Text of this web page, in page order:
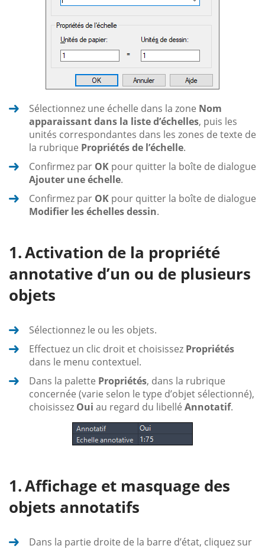
Sélectionnez une échelle dans la zone Nom
apparaissant dans la liste d’échelles, puis les
unités correspondantes dans les zones de texte de
la rubrique Propriétés de l’échelle.
Confirmez par OK pour quitter la boîte de dialogue
Ajouter une échelle.
Confirmez par OK pour quitter la boîte de dialogue
Modifier les échelles dessin.
Activation de la propriété
annotative d’un ou de plusieurs
objets
Sélectionnez le ou les objets.
Effectuez un clic droit et choisissez Propriétés
dans le menu contextuel.
Dans la palette Propriétés, dans la rubrique
concernée (varie selon le type d’objet sélectionné),
choisissez Oui au regard du libellé Annotatif.
Affichage et masquage des
objets annotatifs
Dans la partie droite de la barre d’état, cliquez sur